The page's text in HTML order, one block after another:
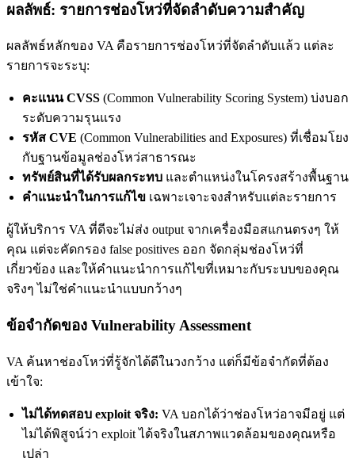
ผลลัพธ์: รายการช่องโหว่ที่จัดลำดับความสำคัญ
ผลลัพธ์หลักของ VA คือรายการช่องโหว่ที่จัดลำดับแล้ว แต่ละ
รายการจะระบุ:
คะแนน CVSS (Common Vulnerability Scoring System) บ่งบอก
ระดับความรุนแรง
รหัส CVE (Common Vulnerabilities and Exposures) ที่เชื่อมโยง
กับฐานข้อมูลช่องโหว่สาธารณะ
ทรัพย์สินที่ได้รับผลกระทบ และตำแหน่งในโครงสร้างพื้นฐาน
คำแนะนำในการแก้ไข เฉพาะเจาะจงสำหรับแต่ละรายการ
ผู้ให้บริการ VA ที่ดีจะไม่ส่ง output จากเครื่องมือสแกนตรงๆ ให้
คุณ แต่จะคัดกรอง false positives ออก จัดกลุ่มช่องโหว่ที่
เกี่ยวข้อง และให้คำแนะนำการแก้ไขที่เหมาะกับระบบของคุณ
จริงๆ ไม่ใช่คำแนะนำแบบกว้างๆ
ข้อจำกัดของ Vulnerability Assessment
VA ค้นหาช่องโหว่ที่รู้จักได้ดีในวงกว้าง แต่ก็มีข้อจำกัดที่ต้อง
เข้าใจ:
ไม่ได้ทดสอบ exploit จริง: VA บอกได้ว่าช่องโหว่อาจมีอยู่ แต่
ไม่ได้พิสูจน์ว่า exploit ได้จริงในสภาพแวดล้อมของคุณหรือ
เปล่า